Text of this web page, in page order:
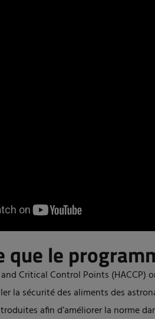
que le
Critical Control Points (HACCP)
la sécurité des aliments des
afin d’améliorer la norme